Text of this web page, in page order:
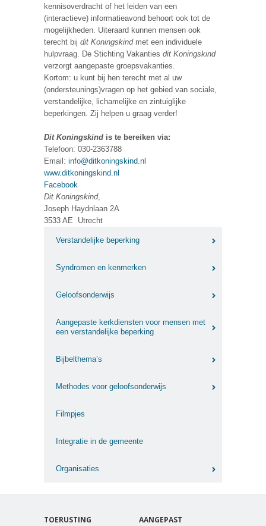
kennisoverdracht of het leiden van een
(interactieve) informatieavond behoort ook tot de
mogelijkheden. Uiteraard kunnen mensen ook
terecht bij dit Koningskindmet een individuele
hulpvraag. De Stichting Vakanties dit Koningskind
verzorgt aangepaste groepsvakanties.
Kortom: u kunt bij hen terecht met al uw
(ondersteunings)vragen op het gebied van sociale,
verstandelijke, lichamelijke en zintuiglijke
beperkingen. Zij helpen u graag verder!
Dit Koningskind is te bereiken via:
Telefoon: 030-2363788
Email: info@ditkoningskind.nl
www.ditkoningskind.nl
Facebook
Dit Koningskind,
Joseph Haydnlaan 2A
3533 AE Utrecht
Verstandelijke beperking
Syndromen en kenmerken
Geloofsonderwijs
Aangepaste kerkdiensten voor mensen met
een verstandelijke beperking
Bijbelthema’s
Methodes voor geloofsonderwijs
Filmpjes
Integratie in de gemeente
Organisaties
TOERUSTING AANGEPAST